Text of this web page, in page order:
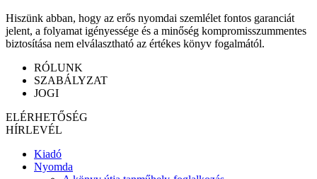
Hiszünk abban, hogy az erős nyomdai szemlélet fontos garanciát
jelent, a folyamat igényessége és a minőség kompromisszummentes
biztosítása nem elválasztható az értékes könyv fogalmától.
RÓLUNK
SZABÁLYZAT
JOGI
ELÉRHETŐSÉG
HÍRLEVÉL
Kiadó
Nyomda